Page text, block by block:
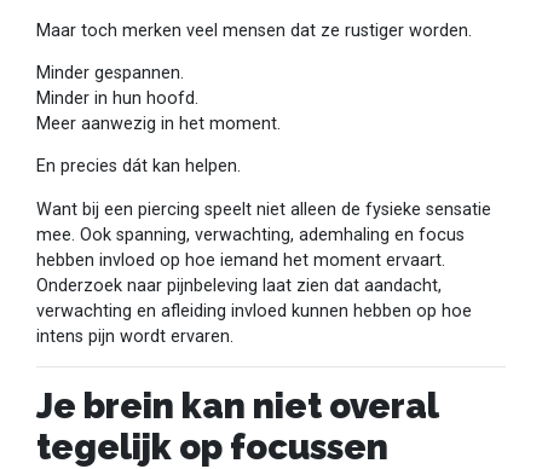
Maar toch merken veel mensen dat ze rustiger worden.
Minder gespannen.
Minder in hun hoofd.
Meer aanwezig in het moment.
En precies dát kan helpen.
Want bij een piercing speelt niet alleen de fysieke sensatie
mee. Ook spanning, verwachting, ademhaling en focus
hebben invloed op hoe iemand het moment ervaart.
Onderzoek naar pijnbeleving laat zien dat aandacht,
verwachting en afleiding invloed kunnen hebben op hoe
intens pijn wordt ervaren.
Je brein kan niet overal
tegelijk op focussen